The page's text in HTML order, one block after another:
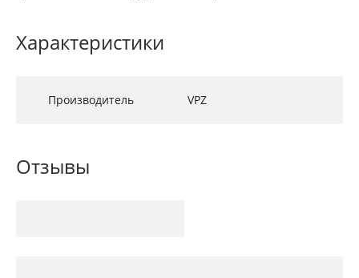
Характеристики
Производитель VPZ
Отзывы